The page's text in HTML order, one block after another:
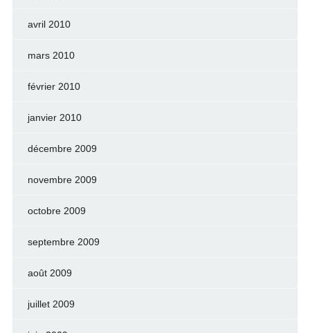
avril 2010
mars 2010
février 2010
janvier 2010
décembre 2009
novembre 2009
octobre 2009
septembre 2009
août 2009
juillet 2009